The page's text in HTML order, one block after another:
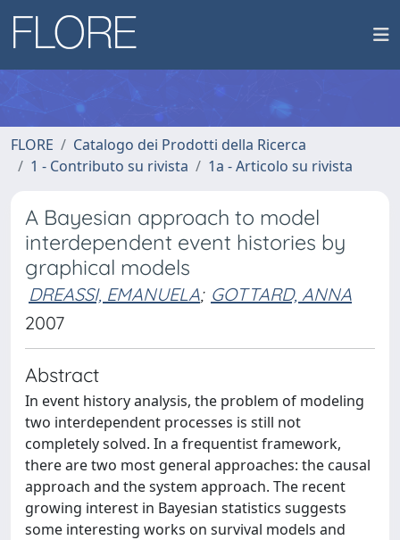
FLORE
Catalogo dei Prodotti della Ricerca
1 - Contributo su rivista
1a - Articolo su rivista
A Bayesian approach to model
interdependent event histories by
graphical models
DREASSI, EMANUELA; GOTTARD, ANNA
2007
Abstract
In event history analysis, the problem of modeling
two interdependent processes is still not
completely solved. In a frequentist framework,
there are two most general approaches: the causal
approach and the system approach. The recent
growing interest in Bayesian statistics suggests
some interesting works on survival models and